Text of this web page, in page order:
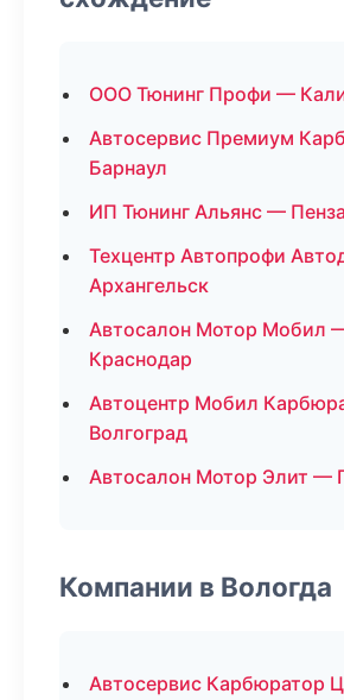
ООО Тюнинг Профи —
Автосервис Премиум
Барнаул
ИП Тюнинг Альянс — Пенза
Техцентр Автопрофи
Архангельск
Автосалон Мотор Мобил
Краснодар
Автоцентр Мобил
Волгоград
Автосалон Мотор Элит —
Компании в Вологда
Автосервис Карбюратор